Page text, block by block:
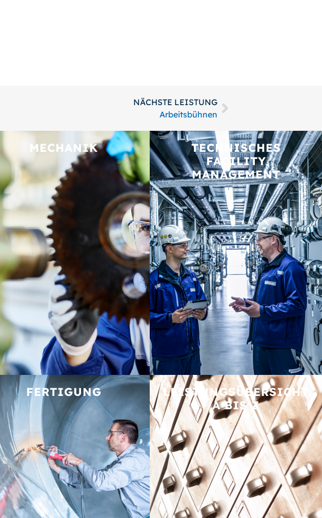
NÄCHSTE LEISTUNG
Arbeitsbühnen
MECHANIK
TECHNISCHES
FACILITY
MANAGEMENT
FERTIGUNG
LEISTUNGS­ÜBERSICHT
A BIS Z